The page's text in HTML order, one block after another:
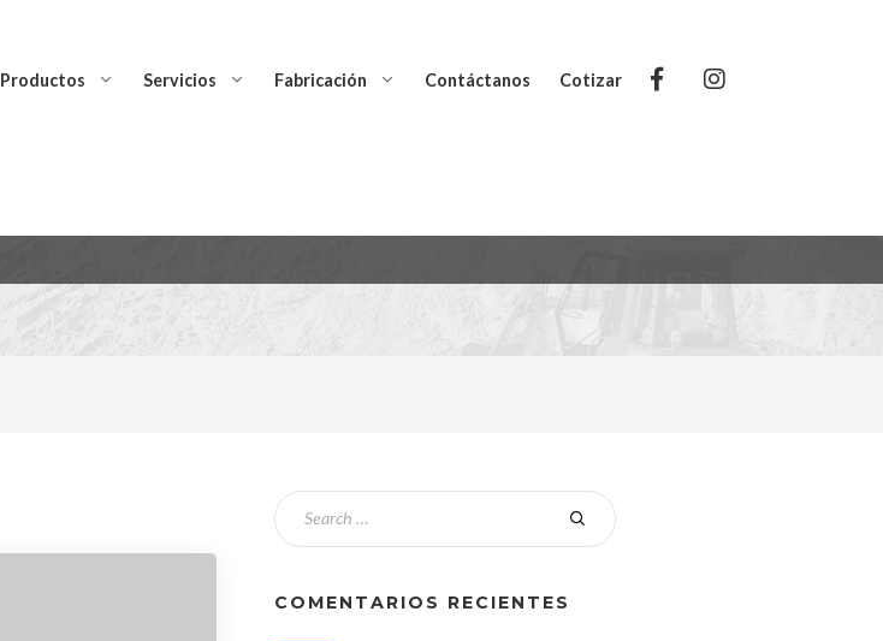
Productos Servicios Fabricación Contáctanos Cotizar
COMENTARIOS RECIENTES